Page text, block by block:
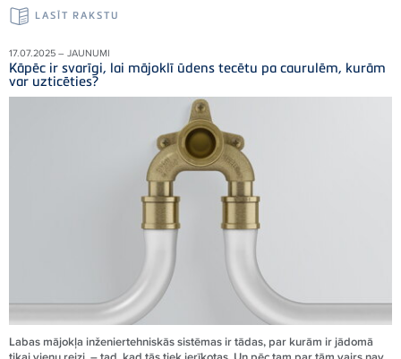
LASĪT RAKSTU
17.07.2025 – JAUNUMI
Kāpēc ir svarīgi, lai mājoklī ūdens tecētu pa caurulēm, kurām
var uzticēties?
Labas mājokļa inženiertehniskās sistēmas ir tādas, par kurām ir jādomā